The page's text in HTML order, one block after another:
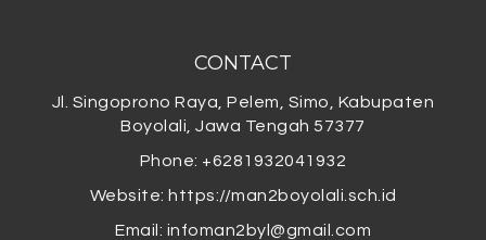
CONTACT
Jl. Singoprono Raya, Pelem, Simo, Kabupaten
Boyolali, Jawa Tengah 57377
Phone: +6281932041932
Website: https://man2boyolali.sch.id
Email: infoman2byl@gmail.com